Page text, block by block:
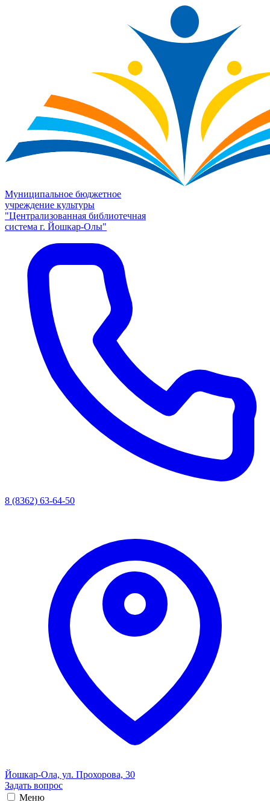
Муниципальное бюджетное
учреждение культуры
"Централизованная библиотечная
система г. Йошкар-Олы"
8 (8362) 63-64-50
Йошкар-Ола, ул. Прохорова, 30
Задать вопрос
Меню